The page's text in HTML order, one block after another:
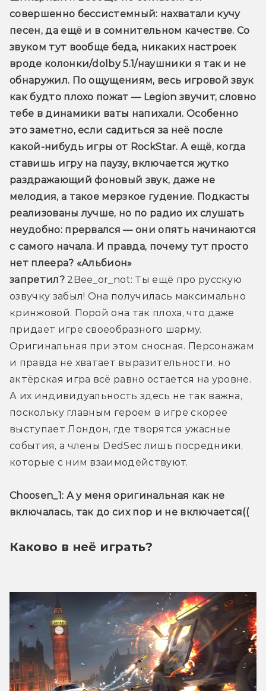
совершенно бессистемный: нахватали кучу
песен, да ещё и в сомнительном качестве. Со
звуком тут вообще беда, никаких настроек
вроде колонки/dolby 5.1/наушники я так и не
обнаружил. По ощущениям, весь игровой звук
как будто плохо пожат — Legion звучит, словно
тебе в динамики ваты напихали. Особенно
это заметно, если садиться за неё после
какой-нибудь игры от RockStar. А ещё, когда
ставишь игру на паузу, включается жутко
раздражающий фоновый звук, даже не
мелодия, а такое мерзкое гудение. Подкасты
реализованы лучше, но по радио их слушать
неудобно: прервался — они опять начинаются
с самого начала. И правда, почему тут просто
нет плеера? «Альбион»
запретил? 2Bee_or_not: Ты ещё про русскую
озвучку забыл! Она получилась максимально
кринжовой. Порой она так плоха, что даже
придает игре своеобразного шарму.
Оригинальная при этом сносная. Персонажам
и правда не хватает выразительности, но
актёрская игра всё равно остается на уровне.
А их индивидуальность здесь не так важна,
поскольку главным героем в игре скорее
выступает Лондон, где творятся ужасные
события, а члены DedSec лишь посредники,
которые с ним взаимодействуют.
Choosen_1: А у меня оригинальная как не
включалась, так до сих пор и не включается((
Каково в неё играть?